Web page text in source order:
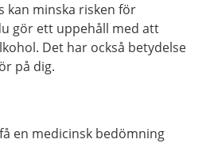
kan minska risken för
gör ett uppehåll med att
Det har också betydelse
på dig.
en medicinsk bedömning